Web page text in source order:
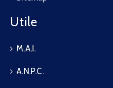
Utile
M.A.I.
A.N.P.C.